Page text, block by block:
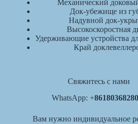
Механический
Док-убежище из
Надувной док-
Высокоскоростная
Удерживающие устройства
Край
Свяжитесь с нами
WhatsApp: +
Вам нужно индивидуальное